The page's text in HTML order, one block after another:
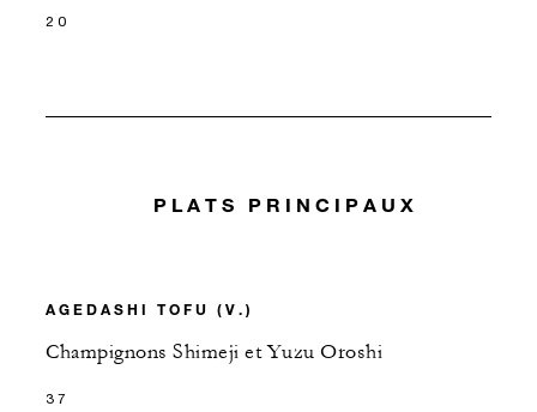
20
PLATS PRINCIPAUX
AGEDASHI TOFU (V.)
Champignons Shimeji et Yuzu Oroshi
37